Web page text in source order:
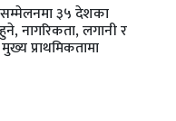
३५ देशका
नागरिकता, लगानी र
मुख्य प्राथमिकतामा